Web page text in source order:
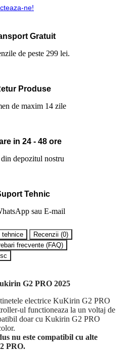
ne!
Gratuit
de peste 299 lei.
Produse
de maxim 14 zile
in 24 - 48 ore
depozitul nostru
Tehnic
sau E-mail
tehnice Recenzii (0)
frecvente (FAQ)
G2 PRO 2025
electrice KuKirin G2 PRO
ul functioneaza la un voltaj de
doar cu Kukirin G2 PRO
nu este compatibil cu alte
PRO.